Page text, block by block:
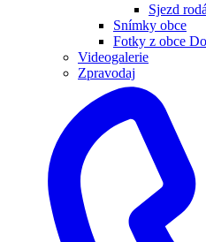
Sjezd
Snímky obce
Fotky z obce
Videogalerie
Zpravodaj